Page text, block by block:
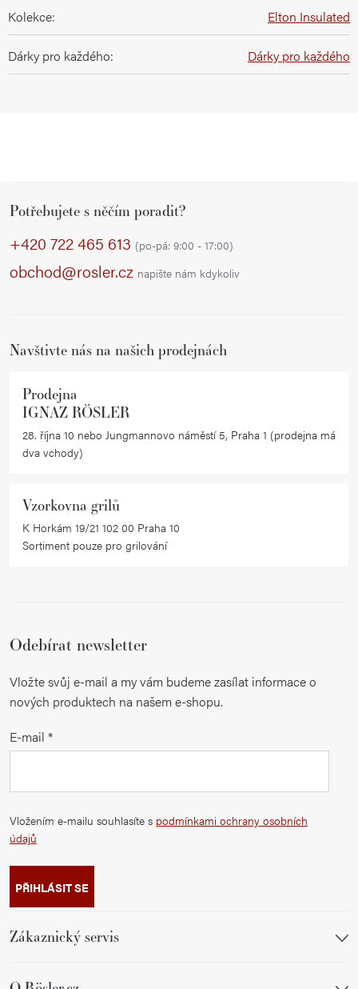
Kolekce: Elton Insulated
Dárky pro každého: Dárky pro každého
Potřebujete s něčím poradit?
+420 722 465 613 (po-pá: 9:00 - 17:00)
obchod@rosler.cz napište nám kdykoliv
Navštivte nás na našich prodejnách
Prodejna
IGNAZ RÖSLER
28. října 10 nebo Jungmannovo náměstí 5, Praha 1 (prodejna má
dva vchody)
Vzorkovna grilů
K Horkám 19/21 102 00 Praha 10
Sortiment pouze pro grilování
Odebírat newsletter
Vložte svůj e-mail a my vám budeme zasílat informace o
nových produktech na našem e-shopu.
E-mail
Vložením e-mailu souhlasíte s podmínkami ochrany osobních
údajů
PŘIHLÁSIT SE
Zákaznický servis